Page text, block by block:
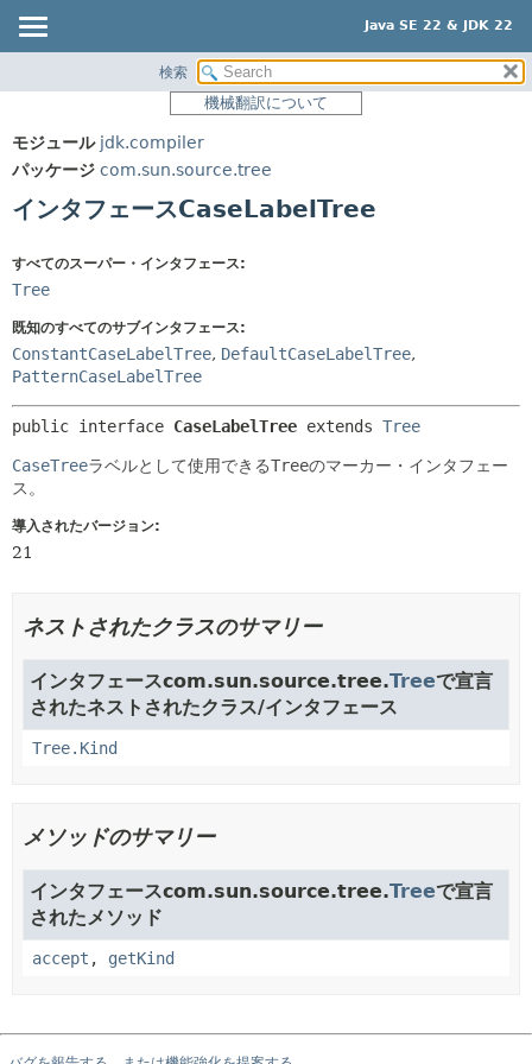
Java SE 22 & JDK 22
パッケージ
使用
ツリー
プレビュー
新規
非推奨
索引
サマリー:
ネスト済
メソッド
検索
機械翻訳について
モジュール jdk.compiler
パッケージ com.sun.source.tree
インタフェースCaseLabelTree
すべてのスーパー・インタフェース:
Tree
既知のすべてのサブインタフェース:
ConstantCaseLabelTree, DefaultCaseLabelTree,
PatternCaseLabelTree
public interface CaseLabelTree extends Tree
CaseTreeラベルとして使用できるTreeのマーカー・インタフェー
ス。
導入されたバージョン:
21
ネストされたクラスのサマリー
インタフェースcom.sun.source.tree.Treeで宣言
されたネストされたクラス/インタフェース
Tree.Kind
メソッドのサマリー
インタフェースcom.sun.source.tree.Treeで宣言
されたメソッド
accept , getKind